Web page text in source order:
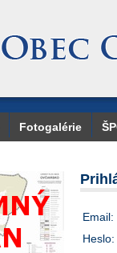
Fotogalérie
Email:
Heslo: